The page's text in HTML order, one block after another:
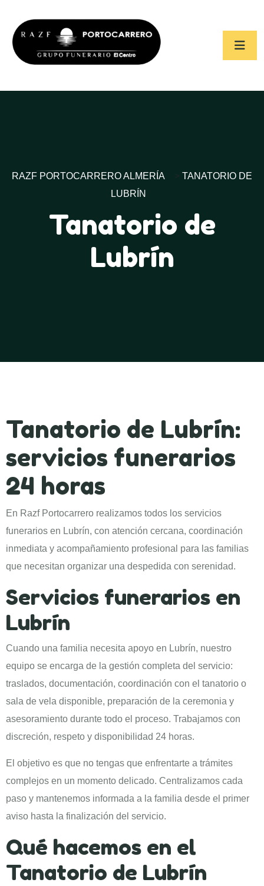
RAZF PORTOCARRERO ALMERÍA > TANATORIO DE
LUBRÍN
Tanatorio de
Lubrín
Tanatorio de Lubrín:
servicios funerarios
24 horas
En Razf Portocarrero realizamos todos los servicios
funerarios en Lubrín, con atención cercana, coordinación
inmediata y acompañamiento profesional para las familias
que necesitan organizar una despedida con serenidad.
Servicios funerarios en
Lubrín
Cuando una familia necesita apoyo en Lubrín, nuestro
equipo se encarga de la gestión completa del servicio:
traslados, documentación, coordinación con el tanatorio o
sala de vela disponible, preparación de la ceremonia y
asesoramiento durante todo el proceso. Trabajamos con
discreción, respeto y disponibilidad 24 horas.
El objetivo es que no tengas que enfrentarte a trámites
complejos en un momento delicado. Centralizamos cada
paso y mantenemos informada a la familia desde el primer
aviso hasta la finalización del servicio.
Qué hacemos en el
Tanatorio de Lubrín